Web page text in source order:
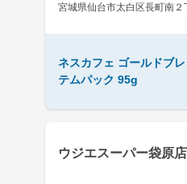
宮城県仙台市太白区長町南２
ネスカフェ ゴールドブ
テムパック 95g
ウジエスーパー袋原店